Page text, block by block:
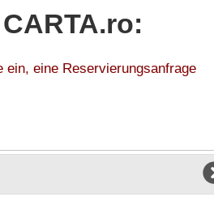
eine Reservierungsanfrage